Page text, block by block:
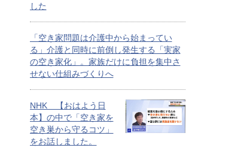
した
「空き家問題は介護中から始まってい
る」介護と同時に前倒し発生する「実家
の空き家化」。家族だけに負担を集中さ
せない仕組みづくりへ
NHK 【おはよう日
本】の中で「空き家を
空き巣から守るコツ」
をお話しました。